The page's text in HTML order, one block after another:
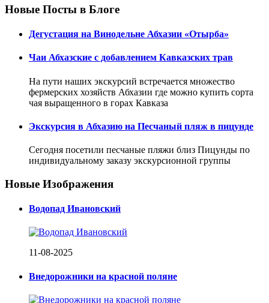
Новые Посты в Блоге
Дегустация на Винодельне Абхазии «Отырба»
Чаи Абхазские с добавлением Кавказских трав
На пути наших экскурсий встречается множество
фермерских хозяйств Абхазии где можно купить сорта
чая выращенного в горах Кавказа
Экскурсия в Абхазию на Песчаный пляж в пицунде
Сегодня посетили песчаные пляжи близ Пицунды по
индивидуальному заказу экскурсионной группы
Новые Изображения
Водопад Ивановский
11-08-2025
Внедорожники на красной поляне